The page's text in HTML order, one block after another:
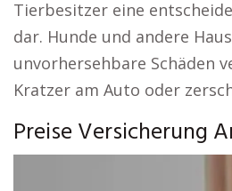
Tierbesitzer eine
dar. Hunde und andere
unvorhersehbare Schäden
Kratzer am Auto oder
Preise Versicherung